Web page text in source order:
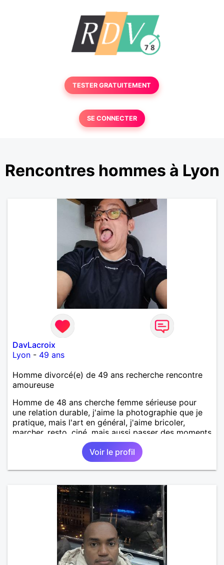
TESTER GRATUITEMENT
SE CONNECTER
Rencontres hommes à Lyon
DavLacroix
Lyon - 49 ans
Homme divorcé(e) de 49 ans recherche rencontre
amoureuse
Homme de 48 ans cherche femme sérieuse pour
une relation durable, j'aime la photographie que je
pratique, mais l'art en général, j'aime bricoler,
marcher, resto, ciné, mais aussi passer des moments
calme devant un bon film ou une série avec un
plateau repas. le reste est à découvrir.
Voir le profil